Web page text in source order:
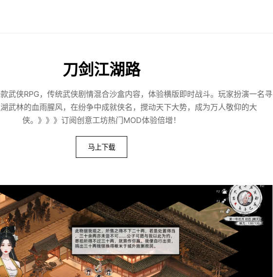
刀剑江湖路
款武侠RPG，传统武侠剧情混合沙盒内容，体验横版即时战斗。玩家扮演一名寻
武林的血雨腥风，在纷争中成就侠名，搅动天下大势，成为万人敬仰的大
侠。》》》订阅创意工坊热门MOD体验倍增！
马上下载